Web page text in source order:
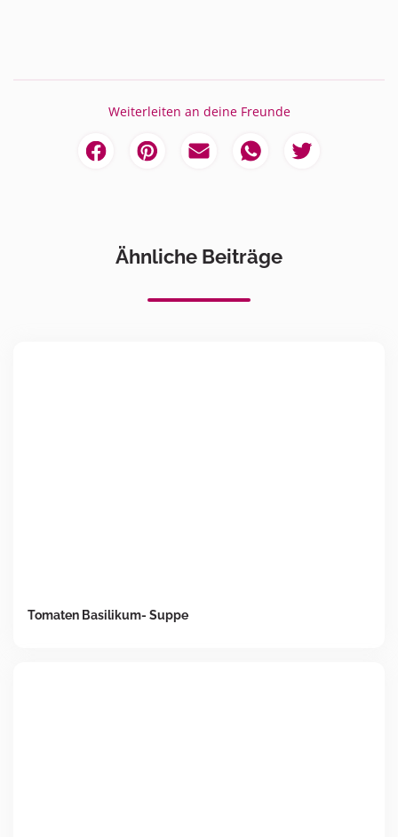
Weiterleiten an deine Freunde
Ähnliche Beiträge
Tomaten Basilikum- Suppe